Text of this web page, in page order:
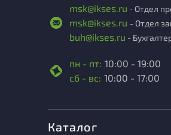
msk@ikses.ru - Отдел
msk@ikses.ru - Отдел
buh@ikses.ru -
пн - пт: 10:00 - 19:00
сб - вс: 10:00 - 17:00
Каталог